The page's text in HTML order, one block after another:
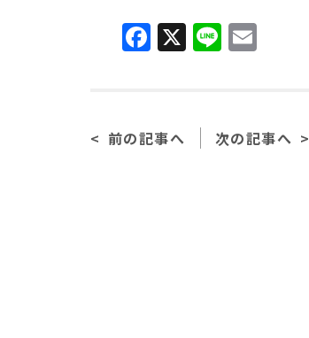
F
a
e
b
X Li
n
l
前の記事へ 次の記事へ